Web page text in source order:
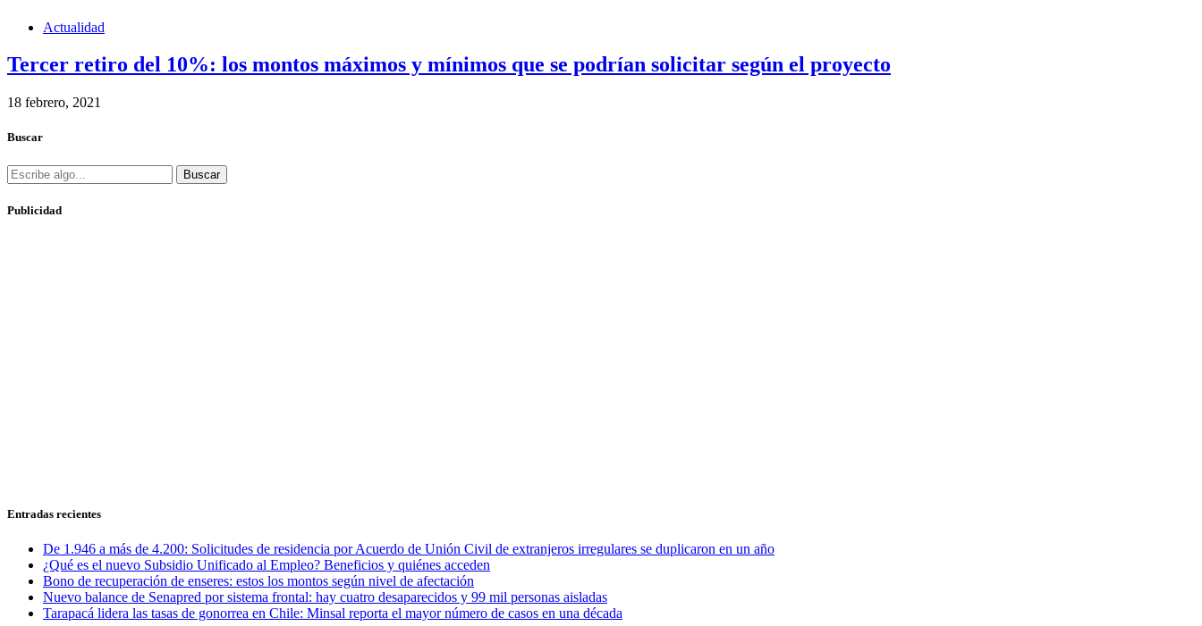
Actualidad
Tercer retiro del 10%: los montos máximos y mínimos que se podrían solicitar según el proyecto
18 febrero, 2021
Buscar
Buscar
Publicidad
Entradas recientes
De 1.946 a más de 4.200: Solicitudes de residencia por Acuerdo de Unión Civil de extranjeros irregulares se duplicaron en un año
¿Qué es el nuevo Subsidio Unificado al Empleo? Beneficios y quiénes acceden
Bono de recuperación de enseres: estos los montos según nivel de afectación
Nuevo balance de Senapred por sistema frontal: hay cuatro desaparecidos y 99 mil personas aisladas
Tarapacá lidera las tasas de gonorrea en Chile: Minsal reporta el mayor número de casos en una década